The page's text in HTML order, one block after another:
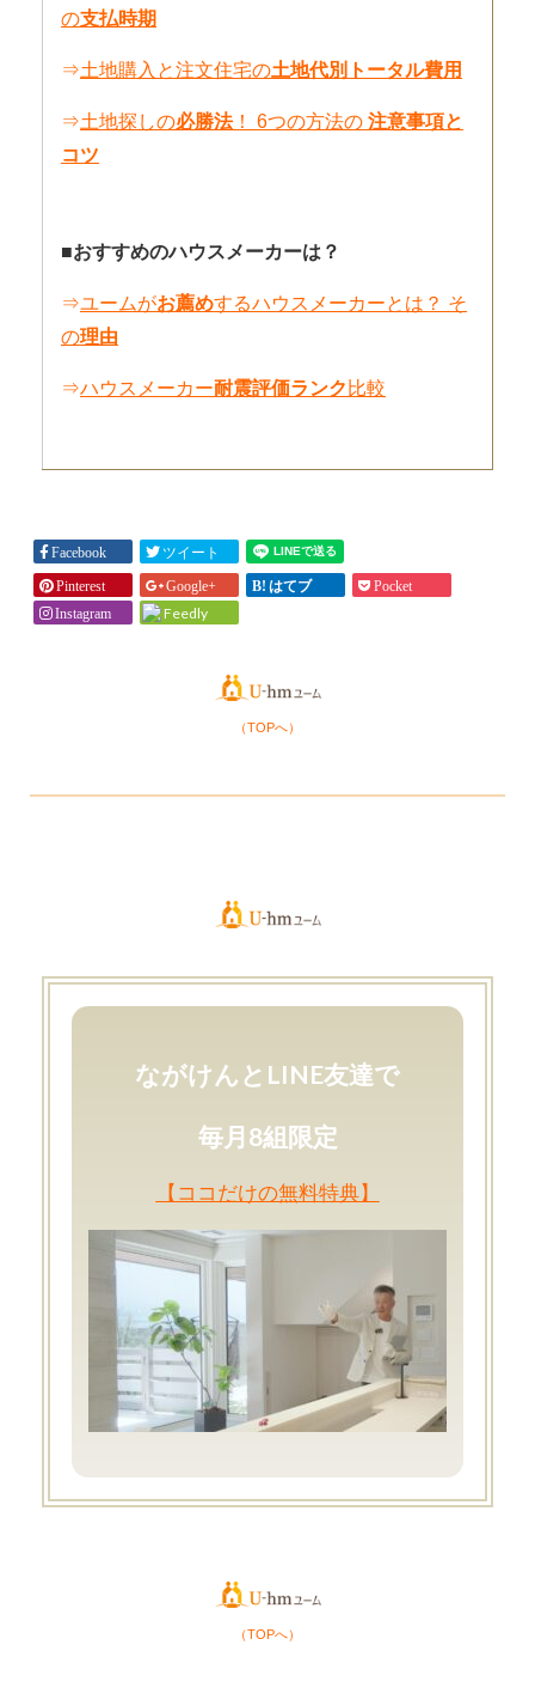
の支払時期
⇒土地購入と注文住宅の土地代別トータル費用
⇒土地探しの必勝法！ 6つの方法の 注意事項と
コツ
■おすすめのハウスメーカーは？
⇒ユームがお薦めするハウスメーカーとは？ そ
の理由
⇒ハウスメーカー耐震評価ランク 比較
Facebook ツイート
Pinterest Google+ はてブ
Pocket
Instagram
Feedly
（TOPへ）
ながけんとLINE友達で
毎月8組限定
【ココだけの無料特典】
（TOPへ）